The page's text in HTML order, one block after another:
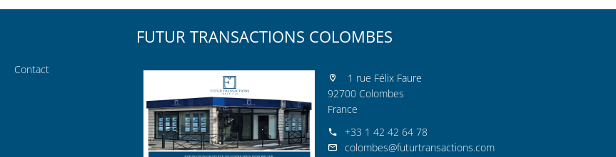
Contact
FUTUR TRANSACTIONS COLOMBES
1 rue Félix Faure
92700 Colombes
France
+33 1 42 42 64 78
colombes@futurtransactions.com